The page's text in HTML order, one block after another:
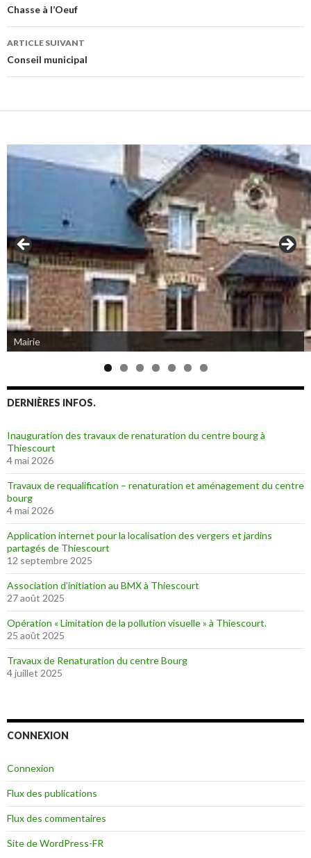
des
articles
Chasse à l’Oeuf
ARTICLE SUIVANT
Conseil municipal
Mairie
DERNIÈRES INFOS.
Inauguration des travaux de renaturation du centre bourg à
Thiescourt
4 mai 2026
Travaux de requalification – renaturation et aménagement du centre
bourg
4 mai 2026
Application internet pour la localisation des vergers et jardins
partagés de Thiescourt
12 septembre 2025
Association d’initiation au BMX à Thiescourt
27 août 2025
Opération « Limitation de la pollution visuelle » à Thiescourt.
25 août 2025
Travaux de Renaturation du centre Bourg
4 juillet 2025
CONNEXION
Connexion
Flux des publications
Flux des commentaires
Site de WordPress-FR